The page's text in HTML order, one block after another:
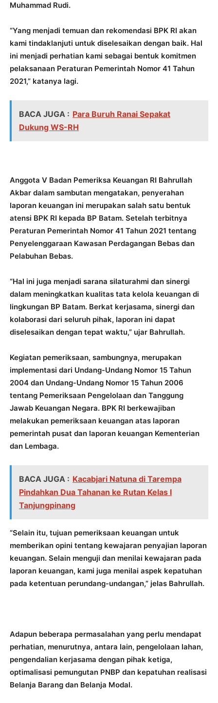
Muhammad Rudi.
“Yang menjadi temuan dan rekomendasi BPK RI akan
kami tindaklanjuti untuk diselesaikan dengan baik. Hal
ini menjadi perhatian kami sebagai bentuk komitmen
pelaksanaan Peraturan Pemerintah Nomor 41 Tahun
2021,” katanya lagi.
BACA JUGA : Para Buruh Ranai Sepakat
Dukung WS-RH
Anggota V Badan Pemeriksa Keuangan RI Bahrullah
Akbar dalam sambutan mengatakan, penyerahan
laporan keuangan ini merupakan salah satu bentuk
atensi BPK RI kepada BP Batam. Setelah terbitnya
Peraturan Pemerintah Nomor 41 Tahun 2021 tentang
Penyelenggaraan Kawasan Perdagangan Bebas dan
Pelabuhan Bebas.
“Hal ini juga menjadi sarana silaturahmi dan sinergi
dalam meningkatkan kualitas tata kelola keuangan di
lingkungan BP Batam. Berkat kerjasama, sinergi dan
kolaborasi dari seluruh pihak, laporan ini dapat
diselesaikan dengan tepat waktu,” ujar Bahrullah.
Kegiatan pemeriksaan, sambungnya, merupakan
implementasi dari Undang-Undang Nomor 15 Tahun
2004 dan Undang-Undang Nomor 15 Tahun 2006
tentang Pemeriksaan Pengelolaan dan Tanggung
Jawab Keuangan Negara. BPK RI berkewajiban
melakukan pemeriksaan keuangan atas laporan
pemerintah pusat dan laporan keuangan Kementerian
dan Lembaga.
BACA JUGA : Kacabjari Natuna di Tarempa
Pindahkan Dua Tahanan ke Rutan Kelas I
Tanjungpinang
“Selain itu, tujuan pemeriksaan keuangan untuk
memberikan opini tentang kewajaran penyajian laporan
keuangan. Selain menguji dan menilai kewajaran pada
laporan keuangan, kami juga menilai aspek kepatuhan
pada ketentuan perundang-undangan,” jelas Bahrullah.
Adapun beberapa permasalahan yang perlu mendapat
perhatian, menurutnya, antara lain, pengelolaan lahan,
pengendalian kerjasama dengan pihak ketiga,
optimalisasi pemungutan PNBP dan kepatuhan realisasi
Belanja Barang dan Belanja Modal.